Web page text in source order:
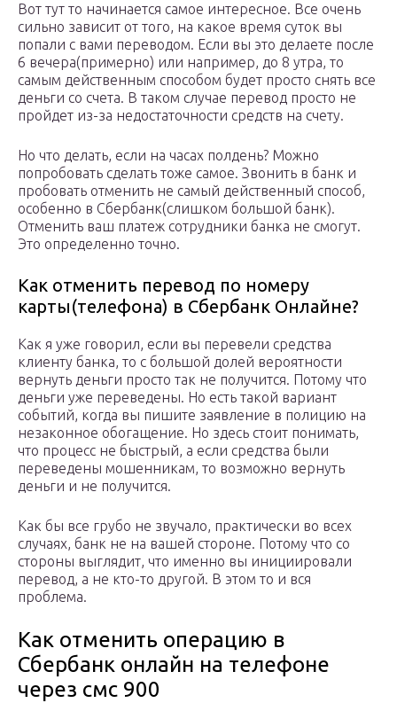
Вот тут то начинается самое интересное. Все очень
сильно зависит от того, на какое время суток вы
попали с вами переводом. Если вы это делаете после
6 вечера(примерно) или например, до 8 утра, то
самым действенным способом будет просто снять все
деньги со счета. В таком случае перевод просто не
пройдет из-за недостаточности средств на счету.
Но что делать, если на часах полдень? Можно
попробовать сделать тоже самое. Звонить в банк и
пробовать отменить не самый действенный способ,
особенно в Сбербанк(слишком большой банк).
Отменить ваш платеж сотрудники банка не смогут.
Это определенно точно.
Как отменить перевод по номеру
карты(телефона) в Сбербанк Онлайне?
Как я уже говорил, если вы перевели средства
клиенту банка, то с большой долей вероятности
вернуть деньги просто так не получится. Потому что
деньги уже переведены. Но есть такой вариант
событий, когда вы пишите заявление в полицию на
незаконное обогащение. Но здесь стоит понимать,
что процесс не быстрый, а если средства были
переведены мошенникам, то возможно вернуть
деньги и не получится.
Как бы все грубо не звучало, практически во всех
случаях, банк не на вашей стороне. Потому что со
стороны выглядит, что именно вы инициировали
перевод, а не кто-то другой. В этом то и вся
проблема.
Как отменить операцию в
Сбербанк онлайн на телефоне
через смс 900